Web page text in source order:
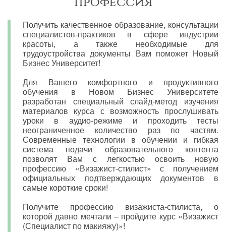
Получить качественное образование, консультации
специалистов-практиков в сфере индустрии
красоты, а также необходимые для
трудоустройства документы Вам поможет Новый
Бизнес Университет!
Для Вашего комфортного и продуктивного
обучения в Новом Бизнес Университете
разработан специальный слайд-метод изучения
материалов курса с возможность прослушивать
уроки в аудио-режиме и проходить тесты
неограниченное количество раз по частям.
Современные технологии в обучении и гибкая
система подачи образовательного контента
позволят Вам с легкостью освоить новую
профессию «Визажист-стилист» с получением
официальных подтверждающих документов в
самые короткие сроки!
Получите профессию визажиста-стилиста, о
которой давно мечтали – пройдите курс «Визажист
(Специалист по макияжу)»!